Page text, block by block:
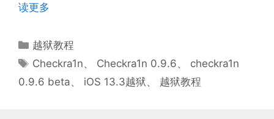
读更多
分
类
越狱教程
标
签
Checkra1n、 Checkra1n 0.9.6、 checkra1n
0.9.6 beta、 iOS 13.3越狱、 越狱教程